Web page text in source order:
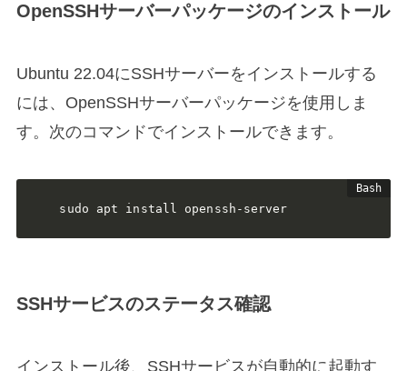
OpenSSHサーバーパッケージのインストール
Ubuntu 22.04にSSHサーバーをインストールする
には、OpenSSHサーバーパッケージを使用しま
す。次のコマンドでインストールできます。
sudo apt install openssh-server
SSHサービスのステータス確認
インストール後、SSHサービスが自動的に起動す